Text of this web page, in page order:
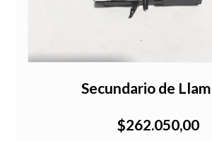
Secundario de
$262.050,00